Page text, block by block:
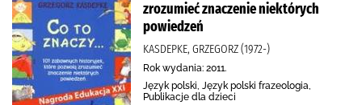
zrozumieć znaczenie niektórych
powiedzeń
KASDEPKE, GRZEGORZ (1972-)
Rok wydania: 2011.
Język polski, Język polski frazeologia,
Publikacje dla dzieci